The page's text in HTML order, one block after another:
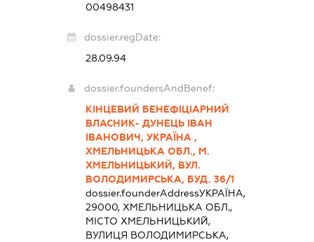
00498431
dossier.regDate:
28.09.94
dossier.foundersAndBenef:
КІНЦЕВИЙ БЕНЕФІЦІАРНИЙ
ВЛАСНИК- ДУНЕЦЬ ІВАН
ІВАНОВИЧ, УКРАЇНА ,
ХМЕЛЬНИЦЬКА ОБЛ., М.
ХМЕЛЬНИЦЬКИЙ, ВУЛ.
ВОЛОДИМИРСЬКА, БУД. 36/1
dossier.founderAddressУКРАЇНА,
29000, ХМЕЛЬНИЦЬКА ОБЛ.,
МІСТО ХМЕЛЬНИЦЬКИЙ,
ВУЛИЦЯ ВОЛОДИМИРСЬКА,